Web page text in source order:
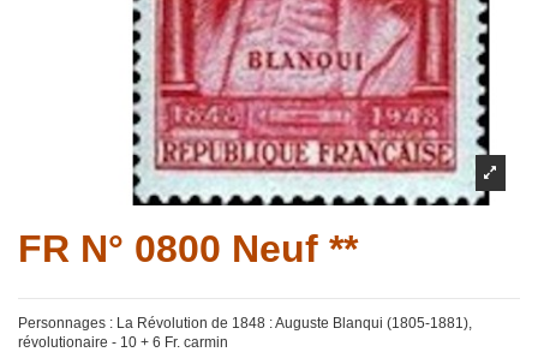
FR N° 0800 Neuf **
Personnages : La Révolution de 1848 : Auguste Blanqui (1805-1881),
révolutionaire - 10 + 6 Fr. carmin